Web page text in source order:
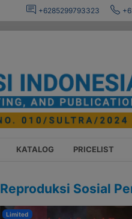
+6285299793323
KATALOG PRICELIST
Reproduksi Sosial
Limited